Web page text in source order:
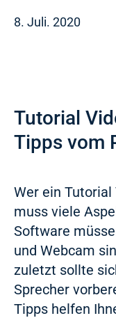
8. Juli. 2020
Tutorial
Tipps vom
Wer ein
muss viele
Software
und Webcam
zuletzt sollte
Sprecher
Tipps helfen